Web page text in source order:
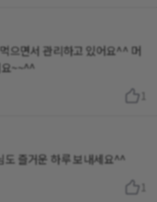
으면서 관리하고 있어요^^ 머
~~^^
1
도 즐거운 하루 보내세요^^
1